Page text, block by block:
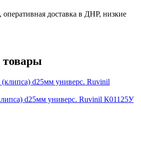
доставка в ДНР, низкие
d25мм универс. Ruvinil К01125У